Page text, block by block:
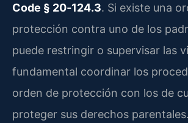
Code § 20‑124.3. Si existe una
protección contra uno de los
puede restringir o supervisar las
fundamental coordinar los
orden de protección con los de
proteger sus derechos